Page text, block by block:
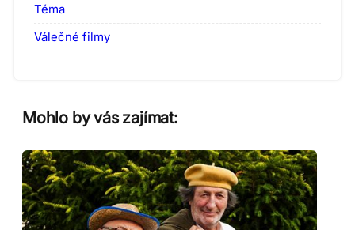
Téma
Válečné filmy
Mohlo by vás zajímat: